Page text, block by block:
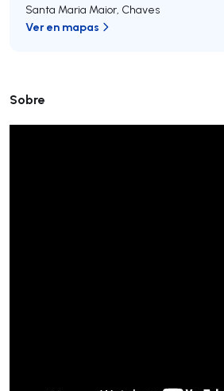
Sobre
Santa Maria Maior, Chaves
Ver en mapas